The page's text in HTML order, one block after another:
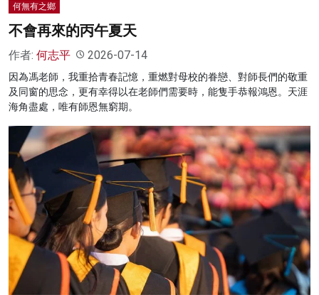
何無有之鄉
不會再來的丙午夏天
作者: 何志平 2026-07-14
因為馮老師，我重拾青春記憶，重燃對母校的眷戀、對師長們的敬重
及同窗的思念，更有幸得以在老師們需要時，能隻手恭報鴻恩。天涯
海角盡處，唯有師恩無窮期。